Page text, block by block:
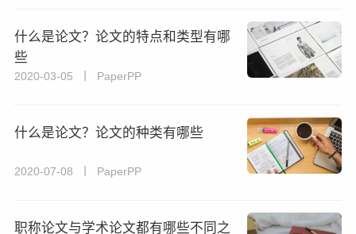
什么是论文？论文的特点和类型有哪
些
2020-03-05 丨 PaperPP
什么是论文？论文的种类有哪些
2020-07-08 丨 PaperPP
职称论文与学术论文都有哪些不同之